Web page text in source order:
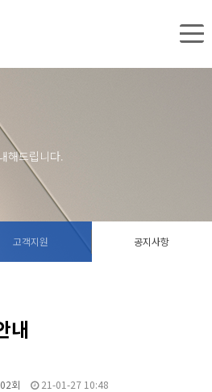
해드립니다.
고객지원 공지사항
내
회 21-01-27 10:48